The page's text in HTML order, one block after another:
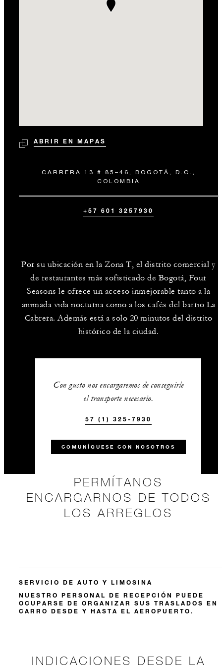
ABRIR EN MAPAS
CARRERA 13 # 85–46, BOGOTÁ, D.C.,
COLOMBIA
+57 601 3257930
Por su ubicación en la Zona T, el distrito comercial y
de restaurantes más sofisticado de Bogotá, Four
Seasons le ofrece un acceso inmejorable tanto a la
animada vida nocturna como a los cafés del barrio La
Cabrera. Además está a solo 20 minutos del distrito
histórico de la ciudad.
Con gusto nos encargaremos de conseguirle
el transporte necesario.
57 (1) 325-7930
COMUNÍQUESE CON NOSOTROS
PERMÍTANOS
ENCARGARNOS DE TODOS
LOS ARREGLOS
SERVICIO DE AUTO Y LIMOSINA
NUESTRO PERSONAL DE RECEPCIÓN PUEDE
OCUPARSE DE ORGANIZAR SUS TRASLADOS EN
CARRO DESDE Y HASTA EL AEROPUERTO.
INDICACIONES DESDE LA